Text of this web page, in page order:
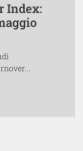
Index: